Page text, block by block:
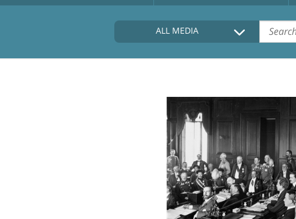
ALL MEDIA